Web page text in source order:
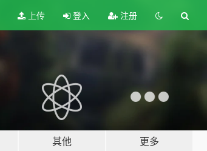
上传 登入 注册
其他 更多